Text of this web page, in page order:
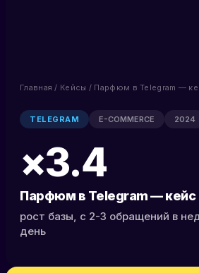
Главная / Кейсы / Парфюм в Telegram —
TELEGRAM E-COMMERCE 2024
×3.4
Парфюм в Telegram — кейс
рост базы, с 2-3 обращений в
день